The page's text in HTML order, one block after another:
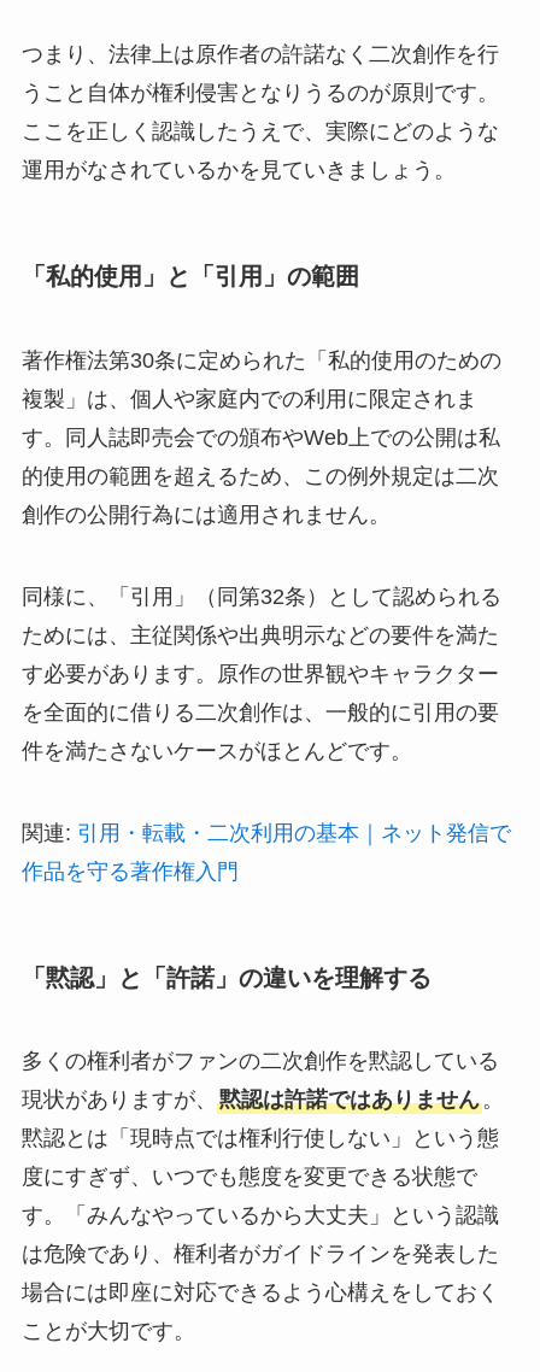
つまり、法律上は原作者の許諾なく二次創作を行
うこと自体が権利侵害となりうるのが原則です。
ここを正しく認識したうえで、実際にどのような
運用がなされているかを見ていきましょう。
「私的使用」と「引用」の範囲
著作権法第30条に定められた「私的使用のための
複製」は、個人や家庭内での利用に限定されま
す。同人誌即売会での頒布やWeb上での公開は私
的使用の範囲を超えるため、この例外規定は二次
創作の公開行為には適用されません。
同様に、「引用」（同第32条）として認められる
ためには、主従関係や出典明示などの要件を満た
す必要があります。原作の世界観やキャラクター
を全面的に借りる二次創作は、一般的に引用の要
件を満たさないケースがほとんどです。
関連: 引用・転載・二次利用の基本｜ネット発信で
作品を守る著作権入門
「黙認」と「許諾」の違いを理解する
多くの権利者がファンの二次創作を黙認している
現状がありますが、 黙認は許諾ではありません。
黙認とは「現時点では権利行使しない」という態
度にすぎず、いつでも態度を変更できる状態で
す。「みんなやっているから大丈夫」という認識
は危険であり、権利者がガイドラインを発表した
場合には即座に対応できるよう心構えをしておく
ことが大切です。